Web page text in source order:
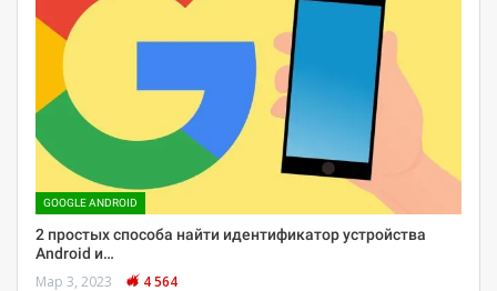
GOOGLE ANDROID
2 простых способа найти идентификатор устройства
Android и…
Мар 3, 2023 4 564